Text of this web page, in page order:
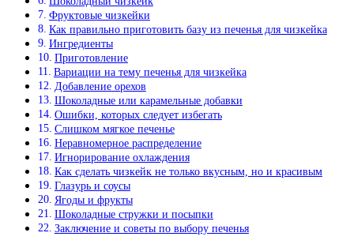
Фруктовые чизкейки
Как правильно приготовить базу из печенья для чизкейка
Ингредиенты
Приготовление
Вариации на тему печенья для чизкейка
Добавление орехов
Шоколадные или карамельные добавки
Ошибки, которых следует избегать
Слишком мягкое печенье
Неравномерное распределение
Игнорирование охлаждения
Как сделать чизкейк не только вкусным, но и красивым
Глазурь и соусы
Ягоды и фрукты
Шоколадные стружки и посыпки
Заключение и советы по выбору печенья